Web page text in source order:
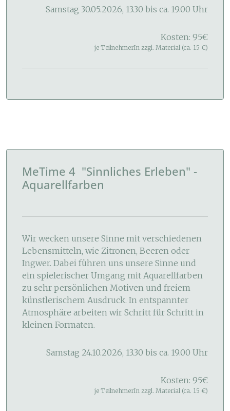
Samstag 30.05.2026, 13.30 bis ca. 19.00 Uhr
Kosten: 95€
je TeilnehmerIn zzgl. Material (ca. 15 €)
MeTime 4 "Sinnliches Erleben" -
Aquarellfarben
Wir wecken unsere Sinne mit verschiedenen
Lebensmitteln, wie Zitronen, Beeren oder
Ingwer. Dabei führen uns unsere Sinne und
ein spielerischer Umgang mit Aquarellfarben
zu sehr persönlichen Motiven und freiem
künstlerischem Ausdruck. In entspannter
Atmosphäre arbeiten wir Schritt für Schritt in
kleinen Formaten.
Samstag 24.10.2026, 13.30 bis ca. 19.00 Uhr
Kosten: 95€
je TeilnehmerIn zzgl. Material (ca. 15 €)